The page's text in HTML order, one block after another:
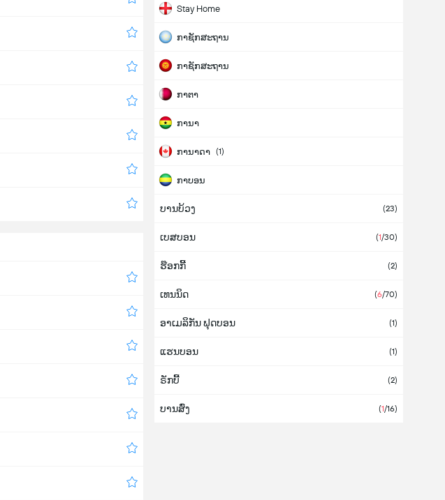
Stay Home
ກາຊັກສະຖານ
ກາຊັກສະຖານ
ກາຕາ
ການາ
ການາດາ (1)
ກາບອນ
ກາຢານາ
ກິບຣາລຕາ
ກູບາ (ຄິວບາ)
ກູຣາເກົາ
ກົດດີວົວ
ກົວເດລຸບ
ກົວເຕມາລາ
ເກຣນາດາ
ບານບ້ວງ (23)
ເບສບອນ (1/30)
ຮ໊ອກກີ້ (2)
ເທນນິດ (6/70)
ອາເມລິກັນ ຟຸດບອນ (1)
ແຮນບອນ (1)
ຣັກບີ້ (2)
ບານສົ່ງ (1/16)